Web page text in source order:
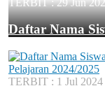
Daftar Nama
TERBIT : 1 Jul 2024